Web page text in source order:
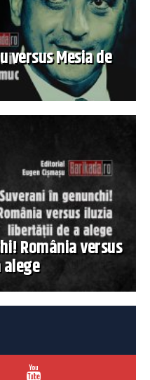
versus Mesia de
România versus